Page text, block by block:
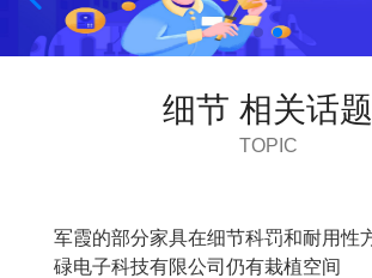
细节 相关话题
TOPIC
军霞的部分家具在细节科罚和耐用性
碌电子科技有限公司仍有栽植空间